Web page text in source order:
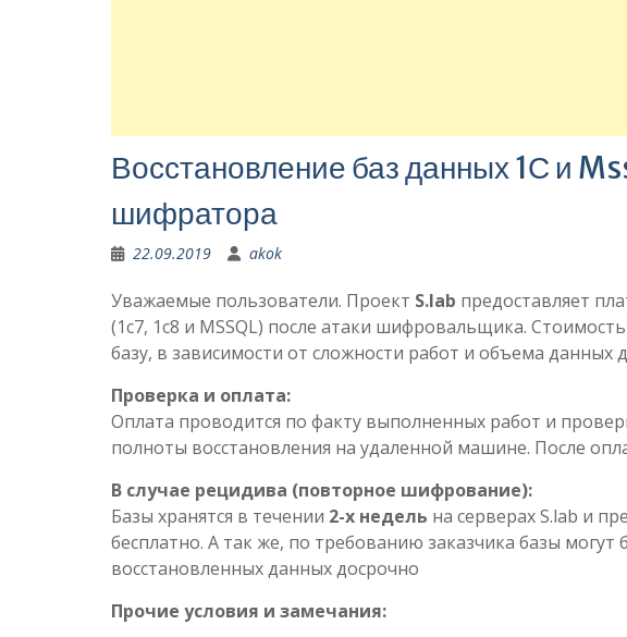
Восстановление баз данных 1С и
шифратора
22.09.2019 akok
Уважаемые пользователи. Проект S.lab предоставляет
(1c7, 1c8 и MSSQL) после атаки шифровальщика.
базу, в зависимости от сложности работ и объема данных
Проверка и оплата:
Оплата проводится по факту выполненных работ и
полноты восстановления на удаленной машине. После
В случае рецидива (повторное шифрование):
Базы хранятся в течении 2-х недель на серверах S.lab и
бесплатно. А так же, по требованию заказчика базы могут
восстановленных данных досрочно
Прочие условия и замечания: